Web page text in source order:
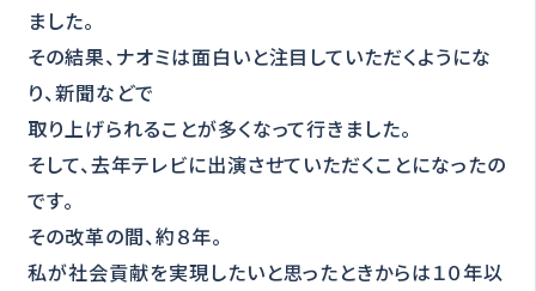
ました。
その結果、ナオミは面白いと注目していただくようにな
り、新聞などで
取り上げられることが多くなって行きました。
そして、去年テレビに出演させていただくことになったの
です。
その改革の間、約８年。
私が社会貢献を実現したいと思ったときからは１０年以